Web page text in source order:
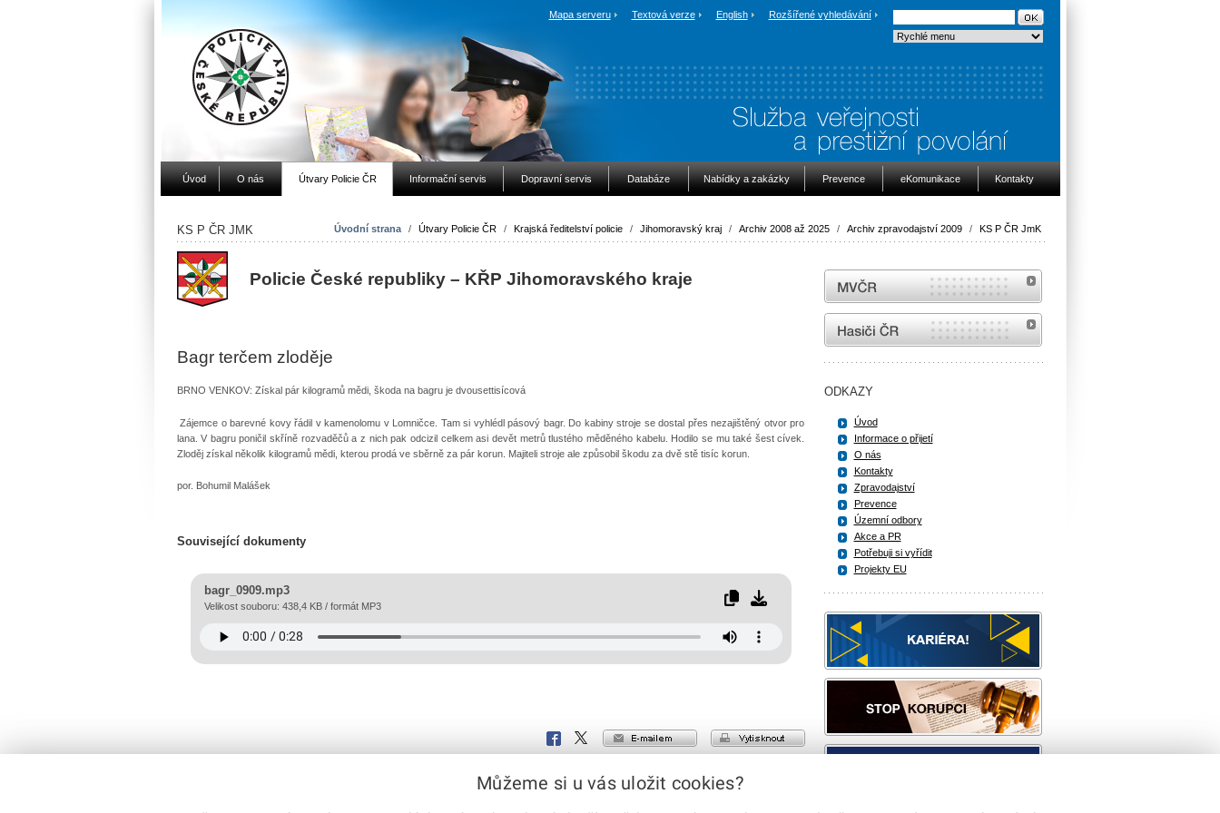
Mapa serveru Textová verze English Rozšířené vyhledávání
Úvod O nás Útvary Policie ČR Informační servis Dopravní servis Databáze Nabídky a zakázky Prevence eKomunikace Kontakty
Úvodní strana / Útvary Policie ČR / Krajská ředitelství policie / Jihomoravský kraj / Archiv 2008 až 2025 / Archiv zpravodajství 2009 / KS P ČR JmK
KS P ČR JMK
Policie České republiky – KŘP Jihomoravského kraje
Bagr terčem zloděje
BRNO VENKOV: Získal pár kilogramů mědi, škoda na bagru je dvousettisícová
Zájemce o barevné kovy řádil v kamenolomu v Lomničce. Tam si vyhlédl pásový bagr. Do kabiny stroje se dostal přes nezajištěný otvor pro
lana. V bagru poničil skříně rozvaděčů a z nich pak odcizil celkem asi devět metrů tlustého měděného kabelu. Hodilo se mu také šest cívek.
Zloděj získal několik kilogramů mědi, kterou prodá ve sběrně za pár korun. Majiteli stroje ale způsobil škodu za dvě stě tisíc korun.
por. Bohumil Malášek
Související dokumenty
bagr_0909.mp3
Velikost souboru: 438,4 KB / formát MP3
vytisknout
e-mailem
X
Corp.
Facebook
MVČR
internetové stránky Hasiči ČR
ODKAZY
Úvod
Informace o přijetí
O nás
Kontakty
Zpravodajství
Prevence
Územní odbory
Akce a PR
Potřebuji si vyřídit
Projekty EU
Můžeme si u vás uložit cookies?